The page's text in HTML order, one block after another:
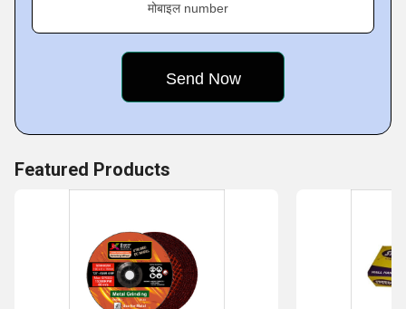
मोबाइल number
Featured Products